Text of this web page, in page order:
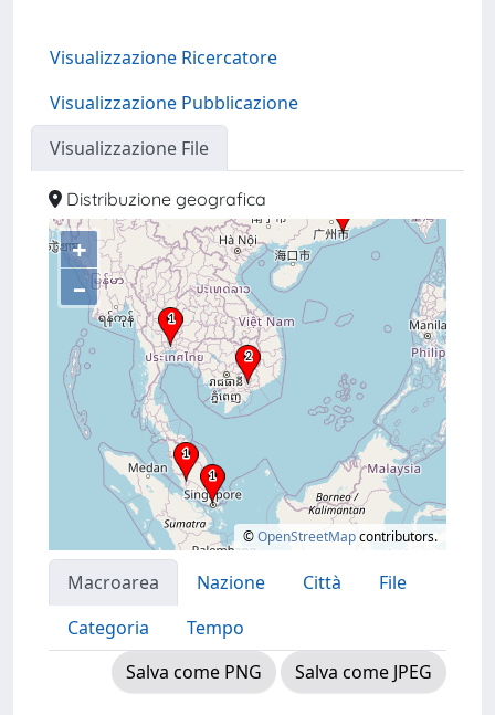
Visualizzazione Ricercatore
Visualizzazione Pubblicazione
Visualizzazione File
Distribuzione geografica
+
–
©OpenStreetMapcontributors.
Macroarea Nazione Città
File
Categoria
Tempo
Salva come PNG
Salva come JPEG